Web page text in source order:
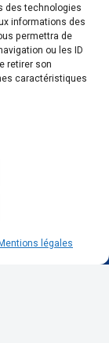
des technologies
informations des
permettra de
ou les ID
retirer son
caractéristiques
légales
via ce lien.
Sauna,